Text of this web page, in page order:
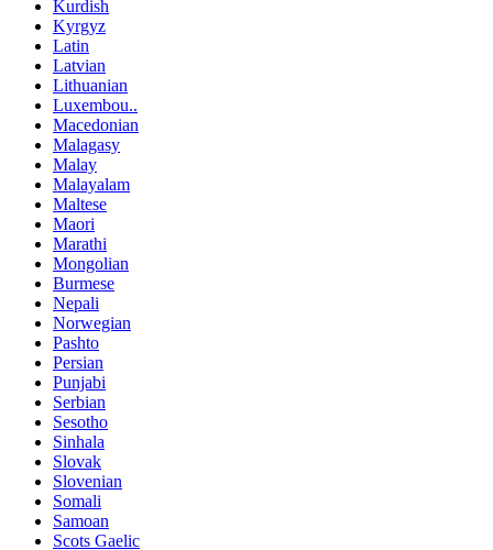
Kurdish
Kyrgyz
Latin
Latvian
Lithuanian
Luxembou..
Macedonian
Malagasy
Malay
Malayalam
Maltese
Maori
Marathi
Mongolian
Burmese
Nepali
Norwegian
Pashto
Persian
Punjabi
Serbian
Sesotho
Sinhala
Slovak
Slovenian
Somali
Samoan
Scots Gaelic